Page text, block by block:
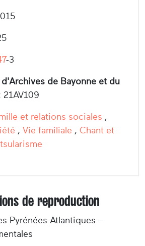
-3
de Bayonne et du
21AV109
et relations sociales ,
, Vie familiale , Chant et
de reproduction
Pyrénées-Atlantiques –